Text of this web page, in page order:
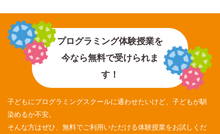
プログラミング体験授業を
今なら無料で受けられま
す！
子どもにプログラミングスクールに通わせたいけど、子どもが馴
染めるか不安。
そんな方はぜひ、無料でご利用いただける体験授業をお試しくだ